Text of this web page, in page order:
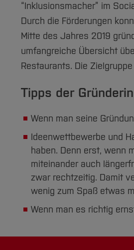
“Inklusionsmacher” im
Durch die Förderungen
Mitte des Jahres 2019
umfangreiche Übersicht
Restaurants. Die
Tipps der Gründerin
Wenn man seine
Ideenwettbewerbe und
haben. Denn erst, wenn
miteinander auch
zwar rechtzeitig. Damit
wenig zum Spaß etwas
Wenn man es richtig